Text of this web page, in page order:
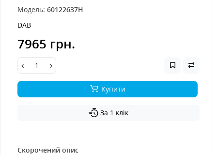
Модель: 60122637H
DAB
7965 грн.
Купити
За 1 клік
Скорочений опис